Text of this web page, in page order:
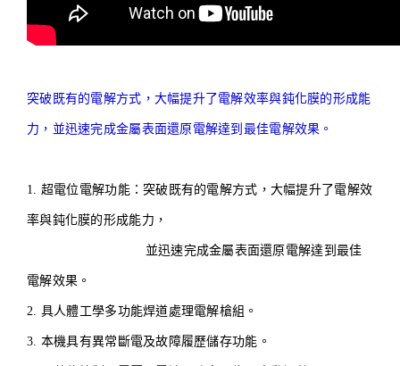
突破既有的電解方式，大幅提升了電解效率與鈍化膜的形成能
力，並迅速完成金屬表面還原電解達到最佳電解效果。
1. 超電位電解功能：突破既有的電解方式，大幅提升了電解效
率與鈍化膜的形成能力，
並迅速完成金屬表面還原電解達到最佳
電解效果。
2. 具人體工學多功能焊道處理電解槍組。
3. 本機具有異常斷電及故障履歷儲存功能。